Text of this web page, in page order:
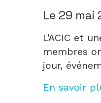
Le 29 mai
L’ACIC et
membres
jour,
En savoir